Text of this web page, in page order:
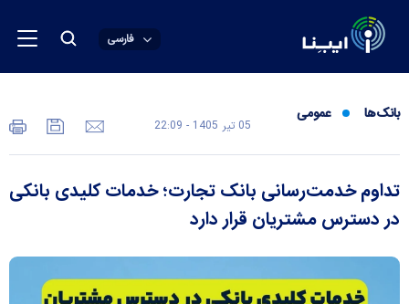
فارسی
بانک‌ها عمومی
05 تير 1405 - 22:09
تداوم خدمت‌رسانی بانک تجارت؛ خدمات کلیدی بانکی
در دسترس مشتریان قرار دارد